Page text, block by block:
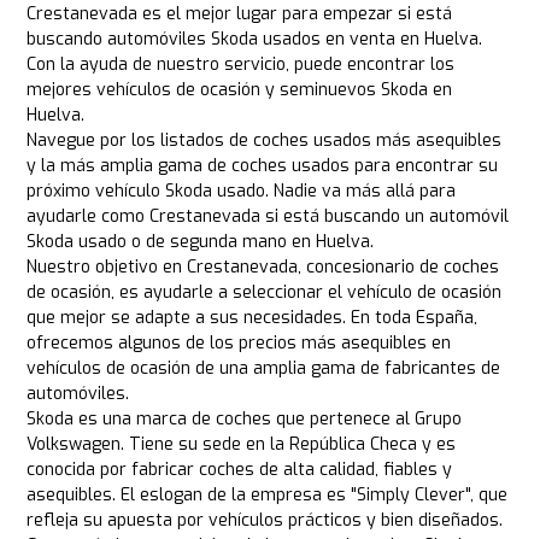
Crestanevada es el mejor lugar para empezar si está
buscando automóviles Skoda usados en venta en Huelva.
Con la ayuda de nuestro servicio, puede encontrar los
mejores vehículos de ocasión y seminuevos Skoda en
Huelva.
Navegue por los listados de coches usados más asequibles
y la más amplia gama de coches usados para encontrar su
próximo vehículo Skoda usado. Nadie va más allá para
ayudarle como Crestanevada si está buscando un automóvil
Skoda usado o de segunda mano en Huelva.
Nuestro objetivo en Crestanevada, concesionario de coches
de ocasión, es ayudarle a seleccionar el vehículo de ocasión
que mejor se adapte a sus necesidades. En toda España,
ofrecemos algunos de los precios más asequibles en
vehículos de ocasión de una amplia gama de fabricantes de
automóviles.
Skoda es una marca de coches que pertenece al Grupo
Volkswagen. Tiene su sede en la República Checa y es
conocida por fabricar coches de alta calidad, fiables y
asequibles. El eslogan de la empresa es "Simply Clever", que
refleja su apuesta por vehículos prácticos y bien diseñados.